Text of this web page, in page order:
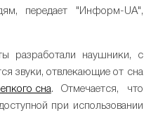
передает "Информ-UA",
разработали наушники, с
звуки, отвлекающие от сна
сна. Отмечается, что
при использовании